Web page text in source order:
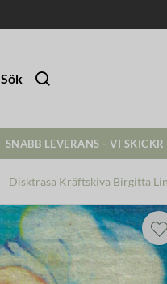
Sök
SNABB LEVERANS - VI
Disktrasa Kräftskiva Birgitta